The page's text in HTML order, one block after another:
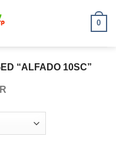
0
“ALFADO 10SC”